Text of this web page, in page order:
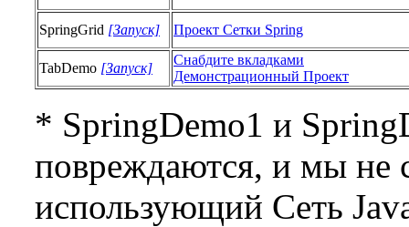
SpringGrid [Запуск] Проект Сетки Spring
TabDemo [Запуск]
Снабдите вкладками
Демонстрационный Проект
* SpringDemo1 и
повреждаются, и мы не
использующий Сеть